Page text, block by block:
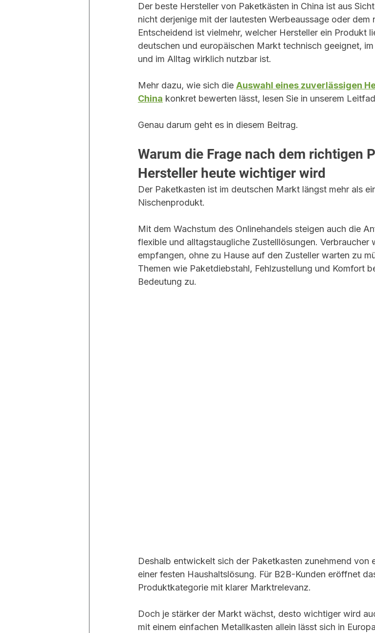
Der beste Hersteller von Paketkästen in China ist aus
nicht derjenige mit der lautesten Werbeaussage oder dem
Entscheidend ist vielmehr, welcher Hersteller ein Produkt
deutschen und europäischen Markt technisch geeignet,
und im Alltag wirklich nutzbar ist.
Mehr dazu, wie sich die Auswahl eines zuverlässigen
China konkret bewerten lässt, lesen Sie in unserem
Genau darum geht es in diesem Beitrag.
Warum die Frage nach dem richtigen
Hersteller heute wichtiger wird
Der Paketkasten ist im deutschen Markt längst mehr als
Nischenprodukt.
Mit dem Wachstum des Onlinehandels steigen auch die
flexible und alltagstaugliche Zustelllösungen. Verbraucher
empfangen, ohne zu Hause auf den Zusteller warten zu
Themen wie Paketdiebstahl, Fehlzustellung und Komfort
Bedeutung zu.
Deshalb entwickelt sich der Paketkasten zunehmend von
einer festen Haushaltslösung. Für B2B-Kunden eröffnet
Produktkategorie mit klarer Marktrelevanz.
Doch je stärker der Markt wächst, desto wichtiger wird
mit einem einfachen Metallkasten allein lässt sich in